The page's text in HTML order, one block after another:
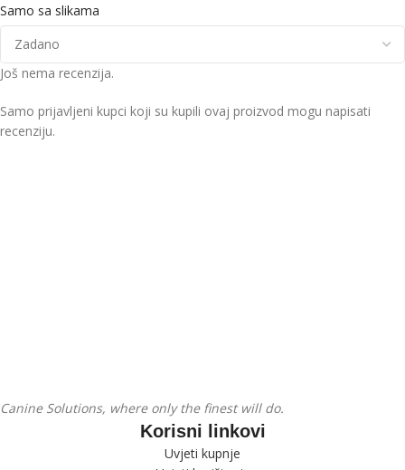
Samo sa slikama
Još nema recenzija.
Samo prijavljeni kupci koji su kupili ovaj proizvod mogu napisati
recenziju.
Canine Solutions, where only the finest will do.
Korisni linkovi
Uvjeti kupnje